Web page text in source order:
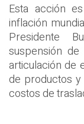
Esta acción
inflación
Presidente
suspensión
articulación de
de productos
costos de